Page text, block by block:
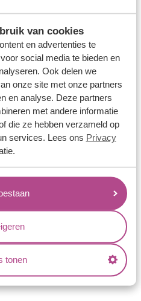
van cookies
en advertenties te
social media te bieden en
Ook delen we
onze site met onze partners
en analyse. Deze partners
met andere informatie
die ze hebben verzameld op
services. Lees ons Privacy
tonen